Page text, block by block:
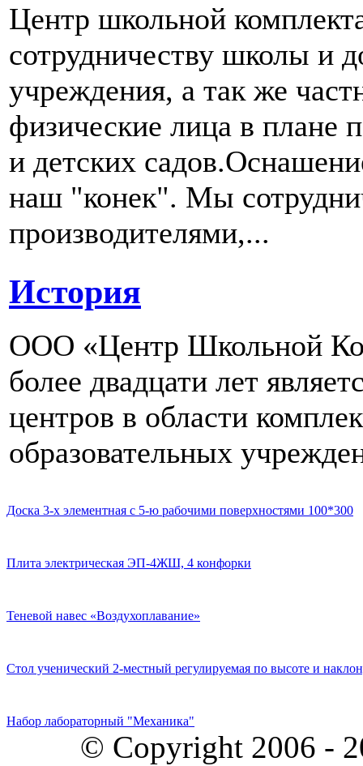
Центр школьной
сотрудничеству школы и
учреждения, а так же
физические лица в плане
и детских
наш "конек". Мы
производителями,...
История
ООО «Центр Школьной
более двадцати лет
центров в области
образовательных
Доска 3-х элементная с 5-ю рабочими поверхностями 100*300
Плита электрическая ЭП-4ЖШ, 4 конфорки
Теневой навес «Воздухоплавание»
Стол ученический 2-местный регулируемая по высоте и
Набор лабораторный "Механика"
© Copyright 2006 -